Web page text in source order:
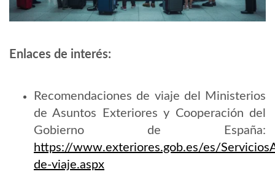
Enlaces de interés:
Recomendaciones de viaje del Ministerios
de Asuntos Exteriores y Cooperación del
Gobierno de España:
https://www.exteriores.gob.es/es/
de-viaje.aspx